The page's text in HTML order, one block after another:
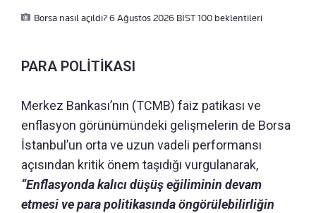
Borsa nasıl açıldı? 6 Ağustos 2026 BİST 100 beklentileri
PARA POLİTİKASI
Merkez Bankası’nın (TCMB) faiz patikası ve
enflasyon görünümündeki gelişmelerin de Borsa
İstanbul’un orta ve uzun vadeli performansı
açısından kritik önem taşıdığı vurgulanarak,
“Enflasyonda kalıcı düşüş eğiliminin devam
etmesi ve para politikasında öngörülebilirliğin